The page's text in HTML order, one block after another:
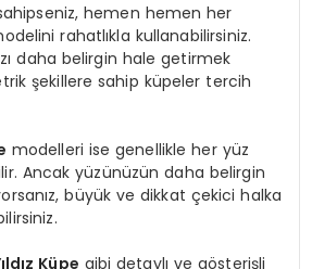
hemen hemen her
rahatlıkla kullanabilirsiniz.
daha belirgin hale getirmek
şekillere sahip küpeler tercih
modelleri ise genellikle her yüz
Ancak yüzünüzün daha belirgin
büyük ve dikkat çekici halka
Küpe gibi detaylı ve gösterişli